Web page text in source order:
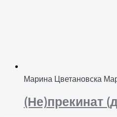
Марина Цветановска
(Не)прекинат